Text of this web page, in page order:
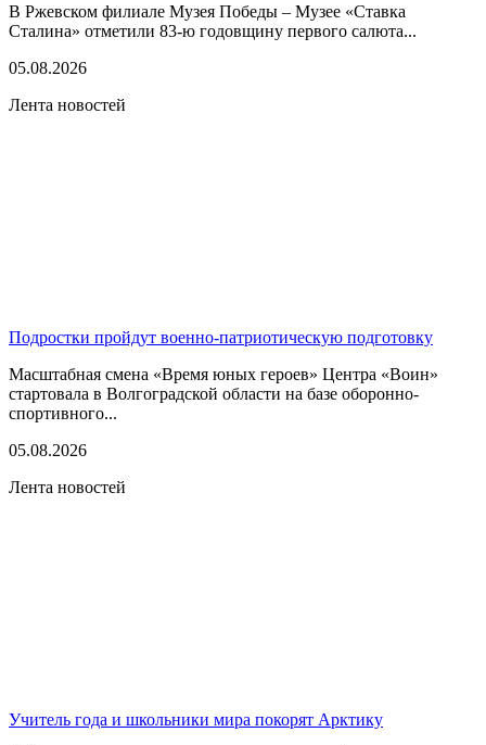
В Ржевском филиале Музея Победы – Музее «Ставка
Сталина» отметили 83-ю годовщину первого салюта...
05.08.2026
Лента новостей
Подростки пройдут военно-патриотическую подготовку
Масштабная смена «Время юных героев» Центра «Воин»
стартовала в Волгоградской области на базе оборонно-
спортивного...
05.08.2026
Лента новостей
Учитель года и школьники мира покорят Арктику